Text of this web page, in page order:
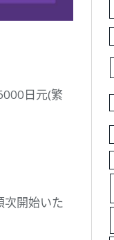
日元(繁
次開始いた